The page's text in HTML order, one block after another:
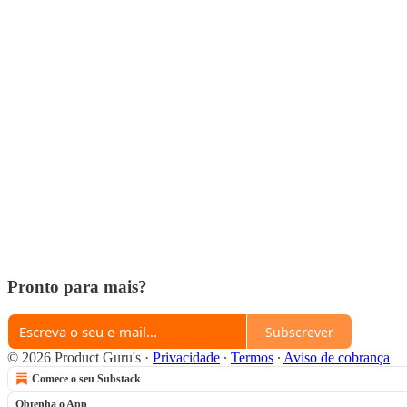
Pronto para mais?
Subscrever
© 2026 Product Guru's · Privacidade ∙ Termos ∙ Aviso de cobrança
Comece o seu Substack